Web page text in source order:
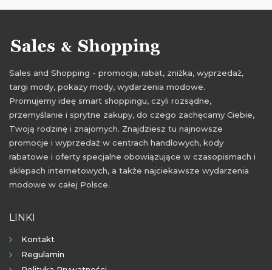
oferty na ubrania sportowe
rabaty na ciuchy sportowe zniżki na ciuchy sportowe
promocje 2021 rabaty 2021 zniżki 2021
promocje sierpień 2021 rabaty sierpień 2021
zniżki sierpień 2021 promocje wrzesień 2021
rabaty wrzesień 2021 zniżki wrzesień 2021
Sales and Shopping - promocja, rabat, zniżka, wyprzedaż,
targi mody, pokazy mody, wydarzenia modowe.
Promujemy ideę smart shoppingu, czyli rozsądne,
przemyślanie i sprytne zakupy, do czego zachęcamy Ciebie,
Twoją rodzinę i znajomych. Znajdziesz tu najnowsze
promocje i wyprzedaż w centrach handlowych, kody
rabatowe i oferty specjalne obowiązujące w czasopismach i
sklepach internetowych, a także najciekawsze wydarzenia
modowe w całej Polsce.
LINKI
Kontakt
Regulamin